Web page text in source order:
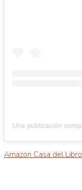
Amazon Casa del Libro